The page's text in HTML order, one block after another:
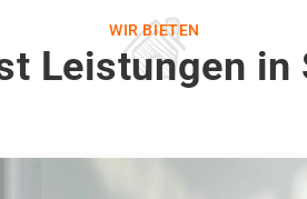
WIR BIETEN
Leistungen in